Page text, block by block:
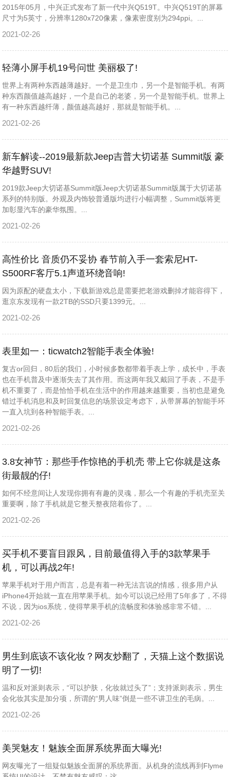
2015年05月，中兴正式发布了新一代中兴Q519T。中兴Q519T的屏幕
尺寸为5英寸，分辨率1280x720像素，像素密度别为294ppi。...
2021-02-26
轻薄小屏手机19号问世 美丽极了!
世界上有两种东西越薄越好。一个是卫生巾，另一个是智能手机。有两
种东西颜值越高越好，一个是自己的老婆，另一个是智能手机。世界上
有一种东西越纤薄，颜值越高越好，那就是智能手机。...
2021-02-26
新车解读--2019最新款Jeep吉普大切诺基 Summit版 豪
华越野SUV!
2019款Jeep大切诺基Summit版Jeep大切诺基Summit版属于大切诺基
系列的特别版。外观及内饰较普通版均进行小幅调整，Summit版将更
加彰显汽车的豪华氛围。...
2021-02-26
高性价比 音质仍不妥协 春节前入手一套索尼HT-
S500RF客厅5.1声道环绕音响!
因为原配的硬盘太小，下载新游戏总是需要把老游戏删掉才能容得下，
逛京东发现有一款2TB的SSD只要1399元。...
2021-02-26
表里如一：ticwatch2智能手表全体验!
复古or回归，80后的我们，小时候多数都带着手表上学，成长中，手表
也在手机普及中逐渐失去了其作用。而这两年我又戴回了手表，不是手
机不重要了，而是恰恰手机在生活中的作用越来越重要，当初也是避免
错过手机消息和及时回复信息的场景设定考虑下，从带屏幕的智能手环
一直入坑到各种智能手表。...
2021-02-26
3.8女神节：那些手作惊艳的手机壳 带上它你就是这条
街最靓的仔!
如何不经意间让人发现你拥有有趣的灵魂，那么一个有趣的手机壳至关
重要啊，除了手机就是它整天整夜陪着你了。...
2021-02-26
买手机不要盲目跟风，目前最值得入手的3款苹果手
机，可以再战2年!
苹果手机对于用户而言，总是有着一种无法言说的情感，很多用户从
iPhone4开始就一直在用苹果手机。如今可以说已经用了5年多了，不得
不说，因为ios系统，使得苹果手机的流畅度和体验感非常不错。...
2021-02-26
男生到底该不该化妆？网友炒翻了，天猫上这个数据说
明了一切!
温和反对派则表示，“可以护肤，化妆就过头了”；支持派则表示，男生
会化妆其实是加分项，所谓的“男人味”倒是一些不讲卫生的毛病。...
2021-02-26
美哭魅友！魅族全面屏系统界面大曝光!
网友曝光了一组疑似魅族全面屏的系统界面。从机身的流线再到Flyme